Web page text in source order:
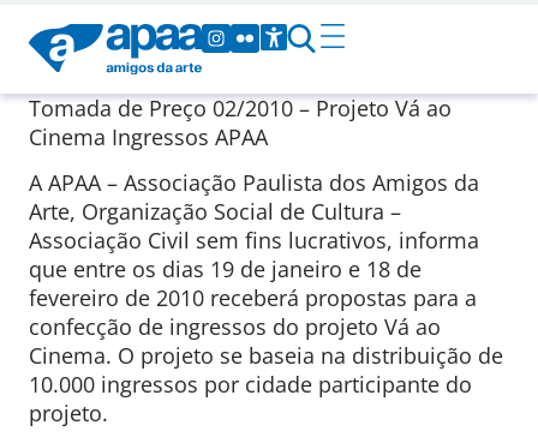
Tomada de Preço 02/2010 – Projeto Vá ao
Cinema Ingressos APAA
A APAA – Associação Paulista dos Amigos da
Arte, Organização Social de Cultura –
Associação Civil sem fins lucrativos, informa
que entre os dias 19 de janeiro e 18 de
fevereiro de 2010 receberá propostas para a
confecção de ingressos do projeto Vá ao
Cinema. O projeto se baseia na distribuição de
10.000 ingressos por cidade participante do
projeto.